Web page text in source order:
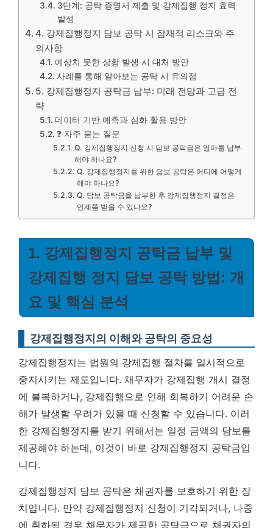
3단계: 공탁 증명서 제출 및 강제집행 정지 효력
발생
4. 강제집행정지 담보 공탁 시 잠재적 리스크와 주
의사항
예상치 못한 상황 발생 시 대처 방안
사례를 통해 알아보는 공탁 시 유의점
5. 강제집행정지 공탁금 납부: 미래 전망과 고급 전
략
데이터 기반 예측과 심화 활용 방안
❓ 자주 묻는 질문
Q. 강제집행정지 신청 시 담보 공탁금은 얼마를 납부
해야 하나요?
Q. 강제집행정지를 위한 담보 공탁은 어디에 어떻게
해야 하나요?
Q. 담보 공탁금을 납부한 후 강제집행정지 결정은
언제쯤 받을 수 있나요?
1. 강제집행정지 공탁금 납부 및
강제집행 정지 담보 공탁 방법: 개
요 및 핵심 분석
강제집행정지의 이해와 공탁의 중요성
강제집행정지는 법원의 강제집행 절차를 일시적으로
중지시키는 제도입니다. 채무자가 강제집행 개시 결정
에 불복하거나, 강제집행으로 인해 회복하기 어려운 손
해가 발생할 우려가 있을 때 신청할 수 있습니다. 이러
한 강제집행정지를 받기 위해서는 일정 금액의 담보를
제공해야 하는데, 이것이 바로 강제집행정지 공탁금입
니다.
강제집행정지 담보 공탁은 채권자를 보호하기 위한 장
치입니다. 만약 강제집행정지 신청이 기각되거나, 나중
에 취하될 경우 채무자가 제공한 공탁금으로 채권자의